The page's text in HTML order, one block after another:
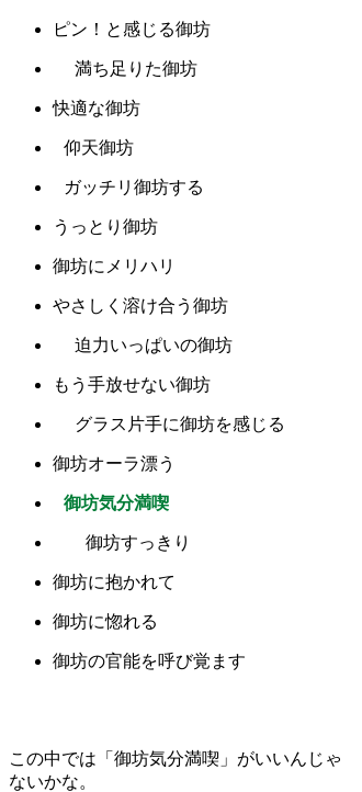
ピン！と感じる御坊
満ち足りた御坊
快適な御坊
仰天御坊
ガッチリ御坊する
うっとり御坊
御坊にメリハリ
やさしく溶け合う御坊
迫力いっぱいの御坊
もう手放せない御坊
グラス片手に御坊を感じる
御坊オーラ漂う
御坊気分満喫
御坊すっきり
御坊に抱かれて
御坊に惚れる
御坊の官能を呼び覚ます
この中では「御坊気分満喫」がいいんじゃ
ないかな。